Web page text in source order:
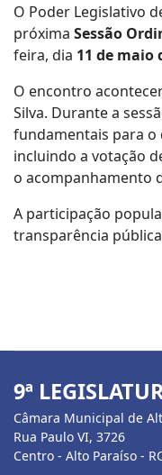
O Poder Legislativo
próxima Sessão
feira, dia 11 de maio
O encontro
Silva. Durante a
fundamentais para o
incluindo a votação
o acompanhamento
A participação
transparência
9ª
Câmara Municipal de
Rua Paulo VI, 3726
Centro - Alto Paraíso -